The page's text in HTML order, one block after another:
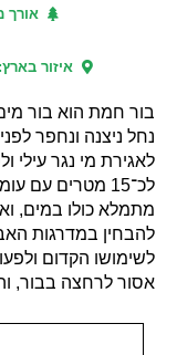
אורך
איזור בארץ:
בור חמת הוא בור
לאגירת מי נגר עילי
מתמלא כולו במים,
להבחין במדרגות
לשימושו הקדום
אסור לרחצה בבור,